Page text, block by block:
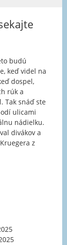
budú
keď videl na
dospel,
rúk a
Tak snáď ste
ulicami
nádielku.
divákov a
z